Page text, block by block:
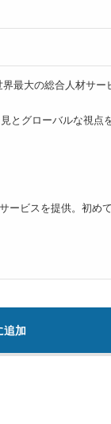
最大の総合人材サー
とグローバルな視点
ビスを提供。初め
追加